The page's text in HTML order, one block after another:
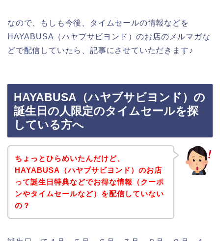
なので、もしも今後、タイムセールの情報などを
HAYABUSA（ハヤブサビヨンド）のお店のメルマガな
どで配信していたら、記事にさせていただきます♪
HAYABUSA（ハヤブサビヨンド）の
誕生日の人限定のタイムセールを探
している方へ
ちょっとひらめいたんだけど、
HAYABUSA（ハヤブサビヨンド）のお店
って誕生日特典などでお得な情報（クーポ
ンやタイムセールなど）を配信していない
の？